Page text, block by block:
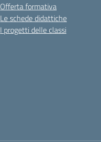
Offerta formativa
Le schede didattiche
I progetti delle classi